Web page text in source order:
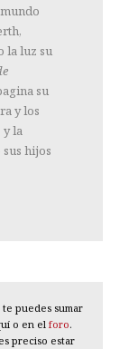
la luz su
su
y los
y la
sus hijos
puedes sumar
o en el foro.
preciso estar